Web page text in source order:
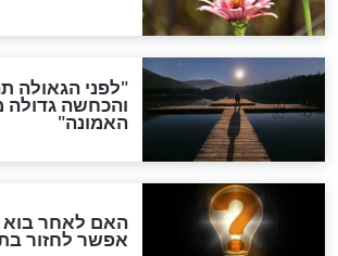
חדשות יהדות
הותר לפרסום:
נהרגו בדרום לבנון